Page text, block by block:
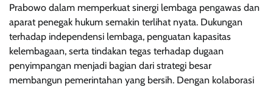
Prabowo dalam memperkuat sinergi lembaga pengawas dan
aparat penegak hukum semakin terlihat nyata. Dukungan
terhadap independensi lembaga, penguatan kapasitas
kelembagaan, serta tindakan tegas terhadap dugaan
penyimpangan menjadi bagian dari strategi besar
membangun pemerintahan yang bersih. Dengan kolaborasi